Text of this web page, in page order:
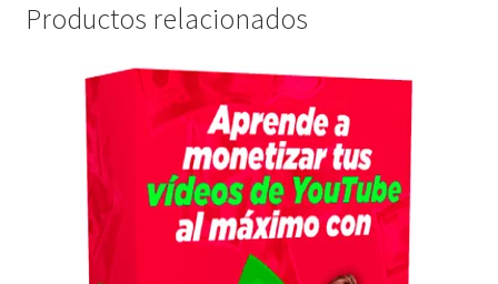
Productos relacionados